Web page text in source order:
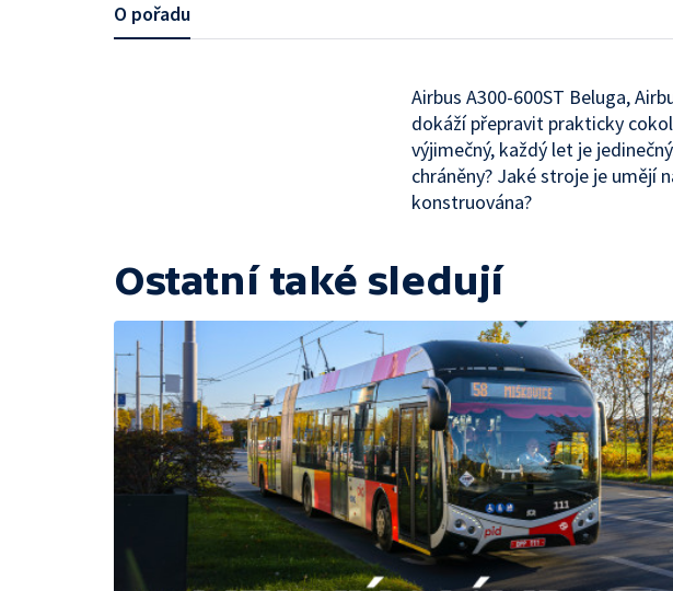
O pořadu
Airbus A300-600ST Beluga,
dokáží přepravit prakticky
výjimečný, každý let je
chráněny? Jaké stroje je umějí
konstruována?
Ostatní také sledují